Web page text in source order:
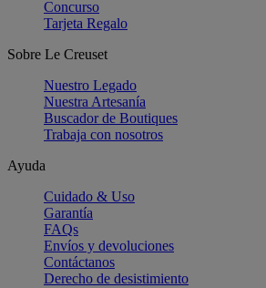
Concurso
Tarjeta Regalo
Sobre Le Creuset
Nuestro Legado
Nuestra Artesanía
Buscador de Boutiques
Trabaja con nosotros
Ayuda
Cuidado & Uso
Garantía
FAQs
Envíos y devoluciones
Contáctanos
Derecho de desistimiento